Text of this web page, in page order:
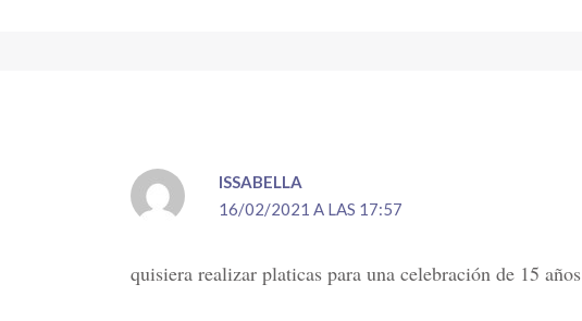
ISSABELLA
16/02/2021 A LAS 17:57
quisiera realizar platicas para una celebración de 15 años